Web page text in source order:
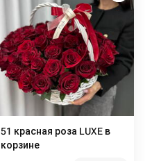
51 красная роза LUXE в
корзине